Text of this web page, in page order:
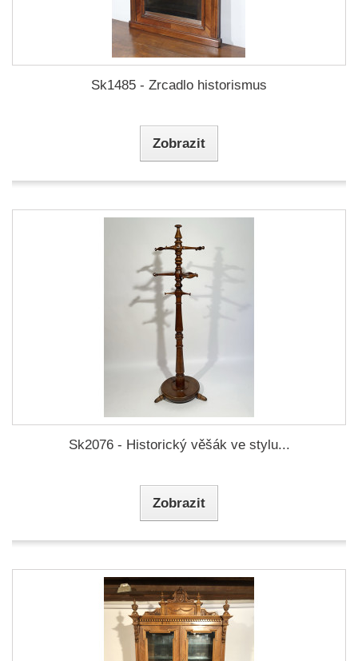
Sk1485 - Zrcadlo historismus
Zobrazit
Sk2076 - Historický věšák ve stylu...
Zobrazit